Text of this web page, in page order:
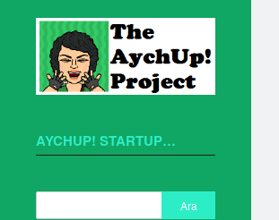
AYCHUP! STARTUP…